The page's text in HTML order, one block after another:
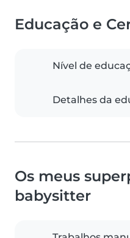
Educação e
Nível de
Detalhes da
Os meus
babysitter